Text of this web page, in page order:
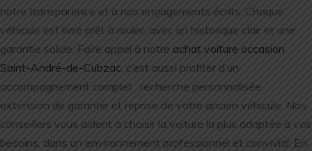
notre transparence et à nos engagements écrits. Chaque
véhicule est livré prêt à rouler, avec un historique clair et une
garantie solide. Faire appel à notre achat voiture occasion
Saint-André-de-Cubzac , c’est aussi profiter d’un
accompagnement complet : recherche personnalisée,
extension de garantie et reprise de votre ancien véhicule. Nos
conseillers vous aident à choisir la voiture la plus adaptée à vos
besoins, dans un environnement professionnel et convivial. En